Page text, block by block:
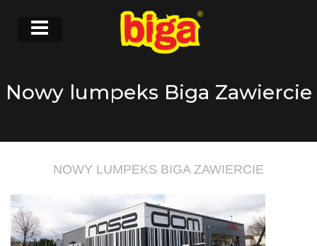
Nowy lumpeks Biga Zawiercie
NOWY LUMPEKS BIGA ZAWIERCIE